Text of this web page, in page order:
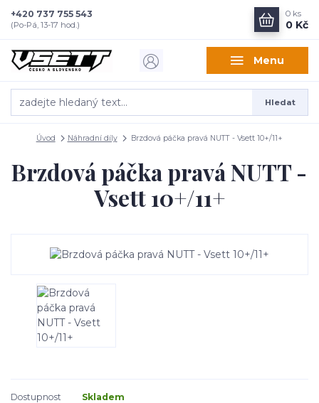
Menu
Hledat
+420 737 755 543
(Po-Pá, 13-17 hod.)
0 ks
0 Kč
Úvod Náhradní díly Brzdová páčka pravá NUTT - Vsett 10+/11+
Brzdová páčka pravá NUTT -
Vsett 10+/11+
Dostupnost Skladem